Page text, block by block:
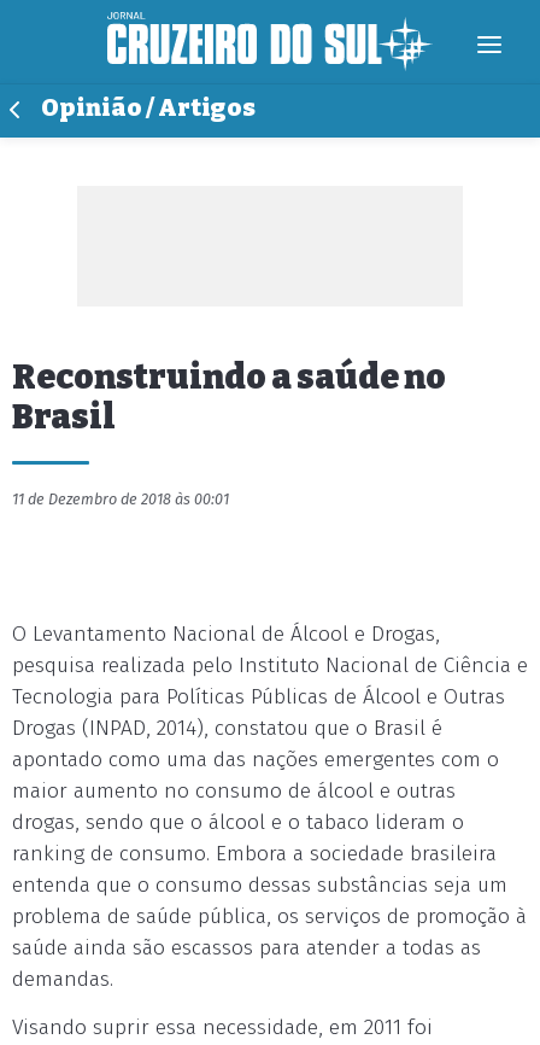
Opinião / Artigos
Reconstruindo a saúde no
Brasil
11 de Dezembro de 2018 às 00:01
O Levantamento Nacional de Álcool e Drogas,
pesquisa realizada pelo Instituto Nacional de Ciência e
Tecnologia para Políticas Públicas de Álcool e Outras
Drogas (INPAD, 2014), constatou que o Brasil é
apontado como uma das nações emergentes com o
maior aumento no consumo de álcool e outras
drogas, sendo que o álcool e o tabaco lideram o
ranking de consumo. Embora a sociedade brasileira
entenda que o consumo dessas substâncias seja um
problema de saúde pública, os serviços de promoção à
saúde ainda são escassos para atender a todas as
demandas.
Visando suprir essa necessidade, em 2011 foi